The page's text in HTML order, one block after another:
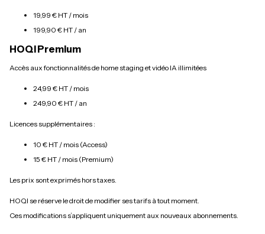
19,99 € HT / mois
199,90 € HT / an
HOQI Premium
Accès aux fonctionnalités de home staging et vidéo IA illimitées
24,99 € HT / mois
249,90 € HT / an
Licences supplémentaires :
10 € HT / mois (Access)
15 € HT / mois (Premium)
Les prix sont exprimés hors taxes.
HOQI se réserve le droit de modifier ses tarifs à tout moment.
Ces modifications s’appliquent uniquement aux nouveaux abonnements.